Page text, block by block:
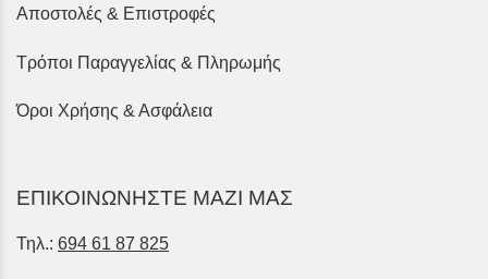
Αποστολές & Επιστροφές
Τρόποι Παραγγελίας & Πληρωμής
Όροι Χρήσης & Ασφάλεια
ΕΠΙΚΟΙΝΩΝΗΣΤΕ ΜΑΖΙ ΜΑΣ
Τηλ.: 694 61 87 825